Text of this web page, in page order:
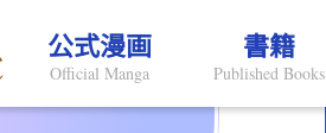
公式漫画
Official Manga
書籍
Published Books